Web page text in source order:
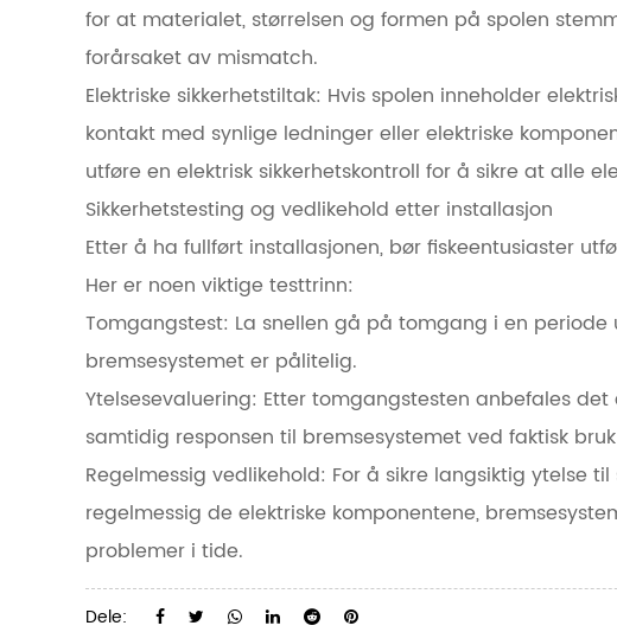
for at materialet, størrelsen og formen på spolen
forårsaket av mismatch.
Elektriske sikkerhetstiltak: Hvis spolen inneholder
kontakt med synlige ledninger eller elektriske
utføre en elektrisk sikkerhetskontroll for å sikre at alle
Sikkerhetstesting og vedlikehold etter installasjon
Etter å ha fullført installasjonen, bør fiskeentusiaster
Her er noen viktige testtrinn:
Tomgangstest: La snellen gå på tomgang i en
bremsesystemet er pålitelig.
Ytelsesevaluering: Etter tomgangstesten anbefales
samtidig responsen til bremsesystemet ved faktisk
Regelmessig vedlikehold: For å sikre langsiktig ytelse
regelmessig de elektriske komponentene,
problemer i tide.
Dele: